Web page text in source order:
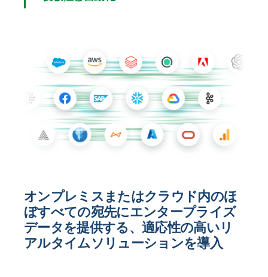
オンプレミスまたはクラウド内のほ
ぼすべての宛先にエンタープライズ
データを提供する、適応性の高いリ
アルタイムソリューションを導入